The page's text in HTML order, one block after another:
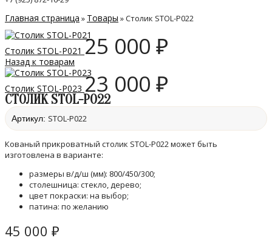
Главная страница » Товары »Столик STOL-P022
Столик STOL-P021 25 000 ₽
Назад к товарам
Столик STOL-P023 23 000 ₽
СТОЛИК STOL-P022
Артикул: STOL-P022
Кованый прикроватный столик STOL-P022 может быть
изготовлена в варианте:
размеры в/д/ш (мм): 800/450/300;
столешница: стекло, дерево;
цвет покраски: на выбор;
патина: по желанию
45 000 ₽